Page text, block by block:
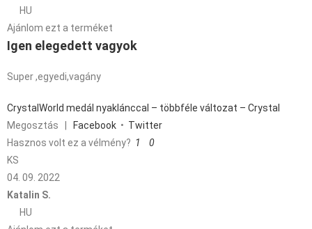
HU
Ajánlom ezt a terméket
Igen elegedett vagyok
Super ,egyedi,vagány
CrystalWorld medál nyaklánccal – többféle változat – Crystal
Megosztás
Facebook • Twitter
Hasznos volt ez a vélmény? 1
0
KS
04. 09. 2022
Katalin S.
HU